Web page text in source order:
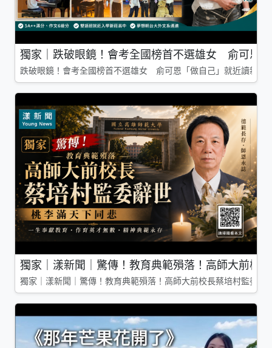
獨家｜跌破眼鏡！會考全國榜首不選雄女 俞可恩
跌破眼鏡！會考全國榜首不選雄女 俞可恩「做自己」就近讀新莊
獨家｜漾新聞｜驚傳！教育典範殞落！高師大前校
獨家｜漾新聞｜驚傳！教育典範殞落！高師大前校長蔡培村監委